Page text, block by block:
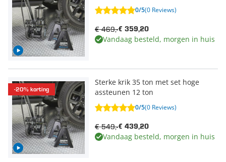
0/5(0 Reviews)
€ 359,20
€ 469,-
Vandaag besteld, morgen in huis
-20% korting
Sterke krik 35 ton met set hoge
assteunen 12 ton
0/5(0 Reviews)
€ 439,20
€ 549,-
Vandaag besteld, morgen in huis